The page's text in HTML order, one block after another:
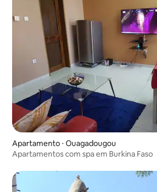
Apartamento ⋅ Ouagadougou
Apartamentos com spa em Burkina Faso